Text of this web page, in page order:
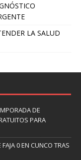
LA SALUD
DE
PARA
0 EN CUNCO TRAS